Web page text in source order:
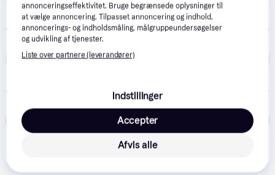
Lamper.dk 5.0(1)
Bestillingsvare
DALU&#39; bordlampe, hvid
Dalu' Bordlampe Hvid. 872 kr.
Produktet fås også hos 1 butik, som ikke er betalende
annonceringseffektivitet. Bruge begrænsede oplysninger til
at vælge annoncering. Tilpasset annoncering og indhold,
annoncerings- og indholdsmåling, målgruppeundersøgelser
og udvikling af tjenester.
Liste over partnere (leverandører)
Indstillinger
Afvis alle
Accepter